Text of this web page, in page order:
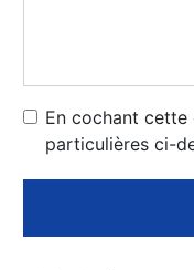
En cochant
particulières ci-